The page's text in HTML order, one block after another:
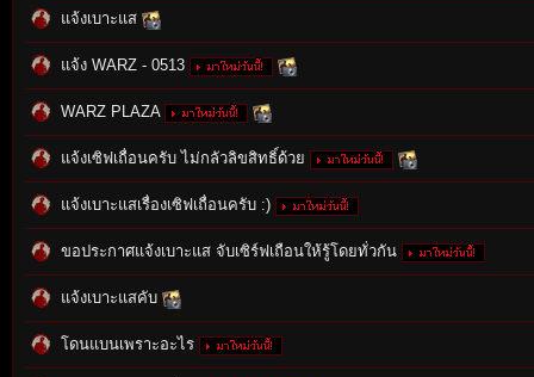
io
แจ้งเบาะแส
แจ้ง WARZ - 0513
WARZ PLAZA
แจ้งเซิฟเถื่อนครับ ไม่กลัวลิขสิทธิ์ด้วย
แจ้งเบาะแสเรื่องเซิฟเถื่อนครับ :)
ขอประกาศแจ้งเบาะแส จับเซิร์ฟเถือนให้รู้โดยทั่วกัน
แจ้งเบาะแสคับ
โดนแบนเพราะอะไร